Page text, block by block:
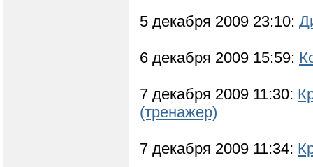
5 декабря 2009 23:10:
6 декабря 2009 15:59:
7 декабря 2009 11:30:
(тренажер)
7 декабря 2009 11:34: